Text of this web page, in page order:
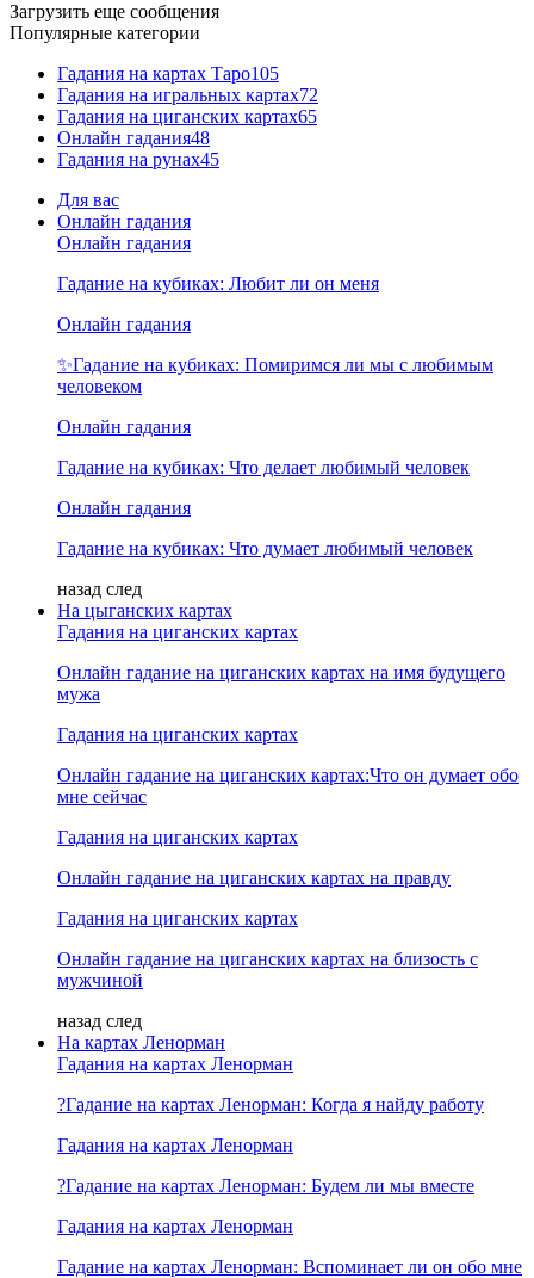
Загрузить еще сообщения
Популярные категории
Гадания на картах Таро105
Гадания на игральных картах72
Гадания на циганских картах65
Онлайн гадания48
Гадания на рунах45
Для вас
Онлайн гадания
Онлайн гадания
Гадание на кубиках: Любит ли он меня
Онлайн гадания
✨Гадание на кубиках: Помиримся ли мы с любимым
человеком
Онлайн гадания
Гадание на кубиках: Что делает любимый человек
Онлайн гадания
Гадание на кубиках: Что думает любимый человек
назад след
На цыганских картах
Гадания на циганских картах
Онлайн гадание на циганских картах на имя будущего
мужа
Гадания на циганских картах
Онлайн гадание на циганских картах:Что он думает обо
мне сейчас
Гадания на циганских картах
Онлайн гадание на циганских картах на правду
Гадания на циганских картах
Онлайн гадание на циганских картах на близость с
мужчиной
назад след
На картах Ленорман
Гадания на картах Ленорман
?Гадание на картах Ленорман: Когда я найду работу
Гадания на картах Ленорман
?Гадание на картах Ленорман: Будем ли мы вместе
Гадания на картах Ленорман
Гадание на картах Ленорман: Вспоминает ли он обо мне